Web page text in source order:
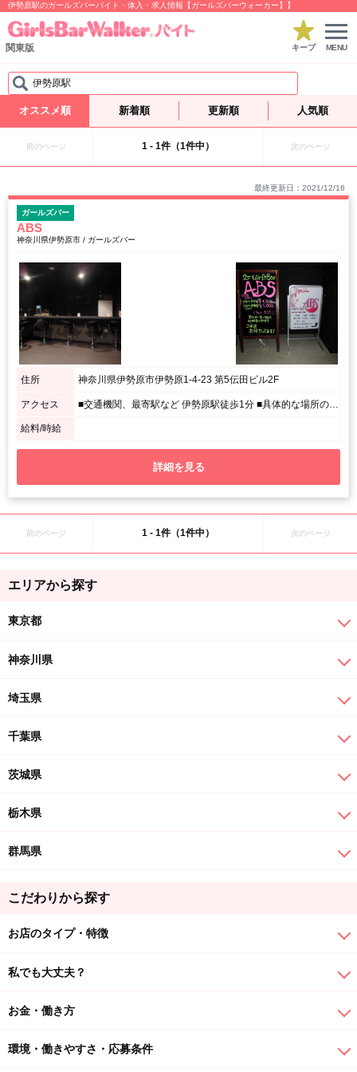
伊勢原駅のガールズバーバイト・体入・求人情報【ガールズバーウォーカー】】
関東版 キープ MENU
伊勢原駅
オススメ順 新着順 更新順 人気順
前のページ 1 - 1件（1件中） 次のページ
最終更新日：2021/12/16
ガールズバー
ABS
神奈川県伊勢原市 / ガールズバー
住所 神奈川県伊勢原市伊勢原1-4-23 第5伝田ビル2F
アクセス ■交通機関、最寄駅など 伊勢原駅徒歩1分 ■具体的な場所の説明 伊勢原駅北口を出たらひとつめの路地を右斜めに15m進み左手2F
給料/時給
詳細を見る
前のページ 1 - 1件（1件中） 次のページ
エリアから探す
東京都
神奈川県
埼玉県
千葉県
茨城県
栃木県
群馬県
こだわりから探す
お店のタイプ・特徴
私でも大丈夫？
お金・働き方
環境・働きやすさ・応募条件